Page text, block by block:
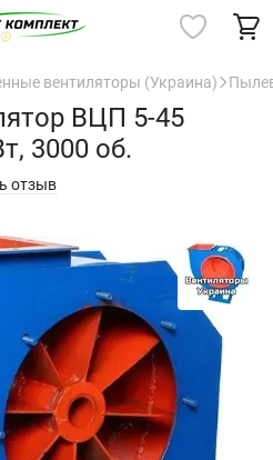
вентиляторы (Украина)
ВЦП 5-45
3000 об.
отзыв